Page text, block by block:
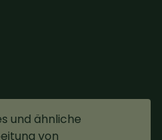
und ähnliche
von